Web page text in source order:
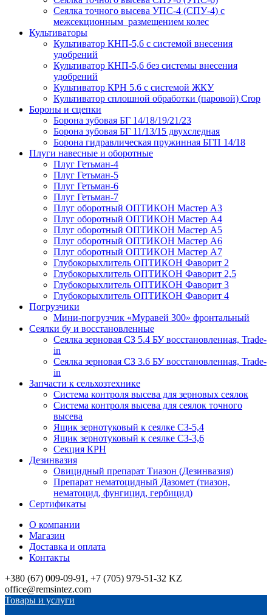
Сеялка точного высева УПС-4 (СПУ-4) с
межсекционным размещением колес
Культиваторы
Культиватор КНП-5,6 с системой внесения
удобрений
Культиватор КНП-5,6 без системы внесения
удобрений
Культиватор КРН 5.6 с системой ЖКУ
Культиватор сплошной обработки (паровой) Crop
Бороны и сцепки
Борона зубовая БГ 14/18/19/21/23
Борона зубовая БГ 11/13/15 двухследная
Борона гидравлическая пружинная БГП 14/18
Плуги навесные и оборотные
Плуг Гетьман-4
Плуг Гетьман-5
Плуг Гетьман-6
Плуг Гетьман-7
Плуг оборотный ОПТИКОН Мастер А3
Плуг оборотный ОПТИКОН Мастер А4
Плуг оборотный ОПТИКОН Мастер А5
Плуг оборотный ОПТИКОН Мастер А6
Плуг оборотный ОПТИКОН Мастер А7
Глубокорыхлитель ОПТИКОН Фаворит 2
Глубокорыхлитель ОПТИКОН Фаворит 2,5
Глубокорыхлитель ОПТИКОН Фаворит 3
Глубокорыхлитель ОПТИКОН Фаворит 4
Погрузчики
Мини-погрузчик «Муравей 300» фронтальный
Сеялки бу и восстановленные
Сеялка зерновая СЗ 5.4 БУ восстановленная, Trade-
in
Сеялка зерновая СЗ 3.6 БУ восстановленная, Trade-
in
Запчасти к сельхозтехнике
Система контроля высева для зерновых сеялок
Система контроля высева для сеялок точного
высева
Ящик зернотуковый к сеялке СЗ-5,4
Ящик зернотуковый к сеялке СЗ-3,6
Секция КРН
Дезинвазия
Овицидный препарат Тиазон (Дезинвазия)
Препарат нематоцидный Дазомет (тиазон,
нематоцид, фунгицид, гербицид)
Сертификаты
О компании
Магазин
Доставка и оплата
Контакты
+380 (67) 009-09-91, +7 (705) 979-51-32 KZ
office@remsintez.com
Товары и услуги